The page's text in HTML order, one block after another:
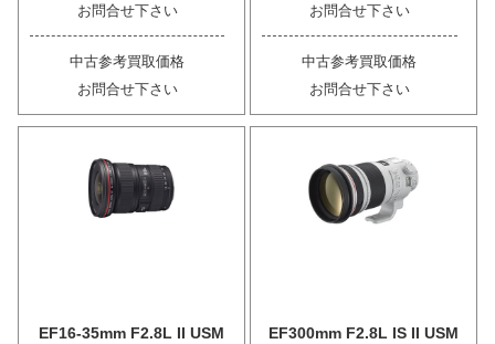
お問合せ下さい
中古参考買取価格
お問合せ下さい
お問合せ下さい
中古参考買取価格
お問合せ下さい
EF16-35mm F2.8L II USM EF300mm F2.8L IS II USM